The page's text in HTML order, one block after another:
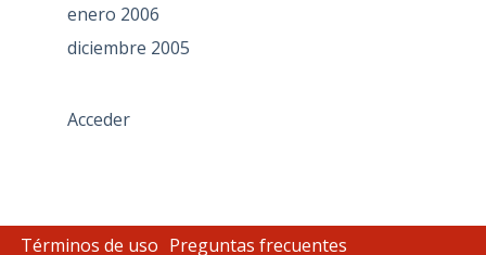
enero 2006
diciembre 2005
Acceder
Términos de uso Preguntas frecuentes